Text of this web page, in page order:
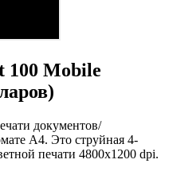
100 Mobile
документов/
А4. Это струйная 4-
печати 4800х1200 dpi.